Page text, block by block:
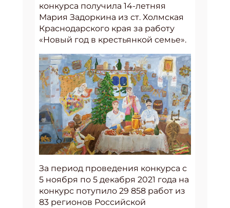
конкурса получила 14-летняя
Мария Задоркина из ст. Холмская
Краснодарского края за работу
«Новый год в крестьянкой семье».
За период проведения конкурса с
5 ноября по 5 декабря 2021 года на
конкурс потупило 29 858 работ из
83 регионов Российской